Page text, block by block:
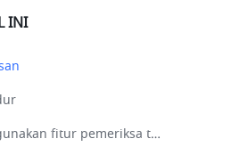
INI
1. Menggunakan fitur pemeriksa tata bahasa​